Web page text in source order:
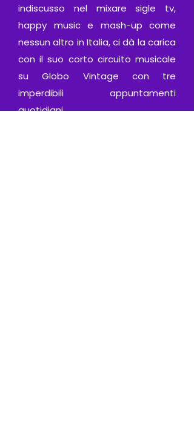
indiscusso nel mixare sigle tv,
happy music e mash-up come
nessun altro in Italia, ci dà la carica
con il suo corto circuito musicale
su Globo Vintage con tre
imperdibili appuntamenti
quotidiani.